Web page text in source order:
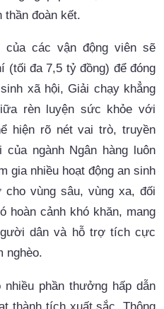
thần đoàn kết.
các vận động viên sẽ
(tối đa 7,5 tỷ đồng) để đóng
xã hội, Giải chạy khẳng
rèn luyện sức khỏe với
hiện rõ nét vai trò, truyền
ngành Ngân hàng luôn
gia nhiều hoạt động an sinh
vùng sâu, vùng xa, đối
hoàn cảnh khó khăn, mang
dân và hỗ trợ tích cực
nghèo.
phần thưởng hấp dẫn
thành tích xuất sắc. Thông